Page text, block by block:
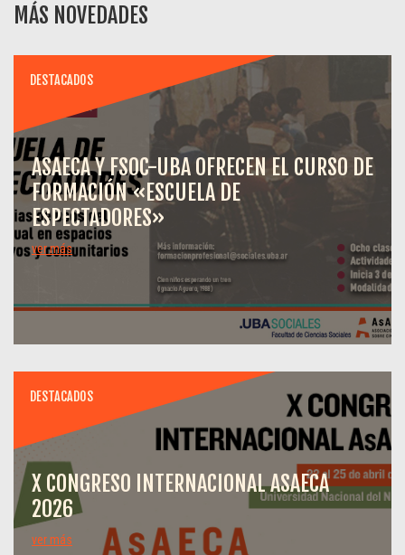
MÁS NOVEDADES
DESTACADOS
ASAECA Y FSOC-UBA OFRECEN EL CURSO DE
FORMACIÓN «ESCUELA DE
ESPECTADORES»
ver más
DESTACADOS
X CONGRESO INTERNACIONAL ASAECA
2026
ver más